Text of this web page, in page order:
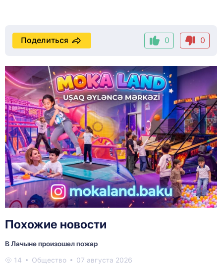
0 0
Поделиться
Похожие новости
В Лачыне произошел пожар
14 Общество 07 августа 2026